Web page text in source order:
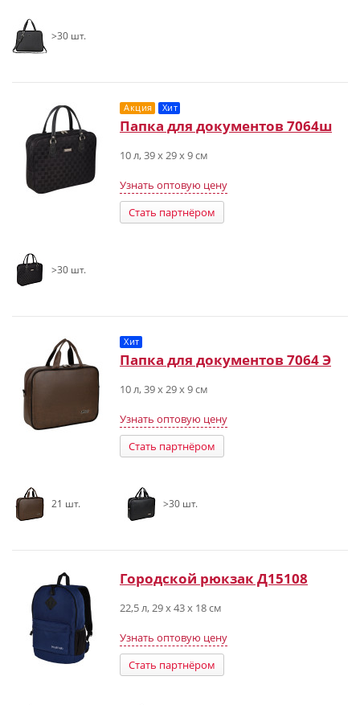
>30 шт.
Акция Хит
Папка для документов 7064ш
10 л, 39 х 29 х 9 см
Узнать оптовую цену
Стать партнёром
>30 шт.
Хит
Папка для документов 7064 Э
10 л, 39 х 29 х 9 см
Узнать оптовую цену
Стать партнёром
21 шт. >30 шт.
Городской рюкзак Д15108
22,5 л, 29 х 43 х 18 см
Узнать оптовую цену
Стать партнёром